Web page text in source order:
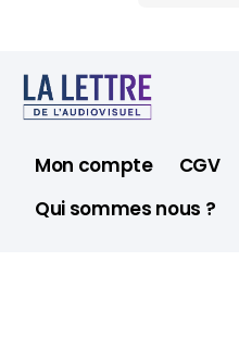
Mon compte CGV
Qui sommes nous ?